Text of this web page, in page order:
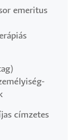
emeritus
címzetes